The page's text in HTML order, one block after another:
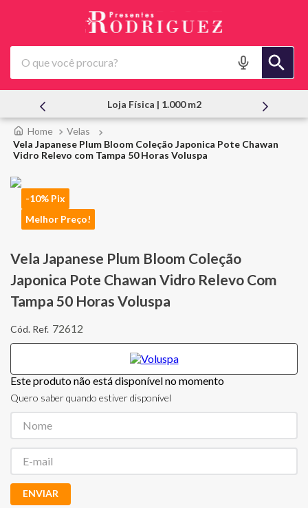
O que você procura?
Loja Física | 1.000 m2
Velas
Vela Japanese Plum Bloom Coleção Japonica Pote Chawan
Vidro Relevo com Tampa 50 Horas Voluspa
-10% Pix
Melhor Preço!
Vela Japanese Plum Bloom Coleção
Japonica Pote Chawan Vidro Relevo Com
Tampa 50 Horas Voluspa
72612
Este produto não está disponível no momento
Quero saber quando estiver disponível
ENVIAR